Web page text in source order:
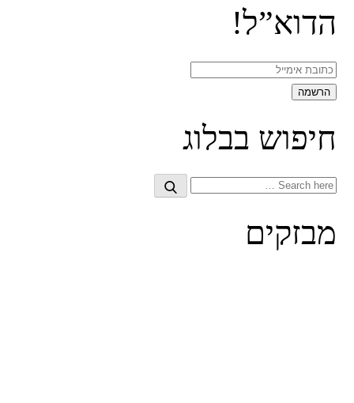
הדוא”ל!
חיפוש בבלוג
Search
Search
מבזקים